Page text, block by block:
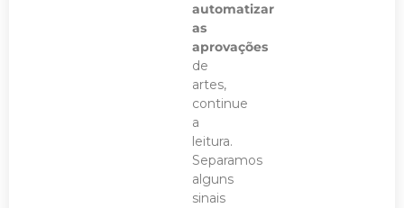
automatizar
as
aprovações
de
artes,
continue
a
leitura.
Separamos
alguns
sinais